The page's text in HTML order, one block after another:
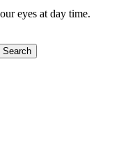
eyes at day time.
Search